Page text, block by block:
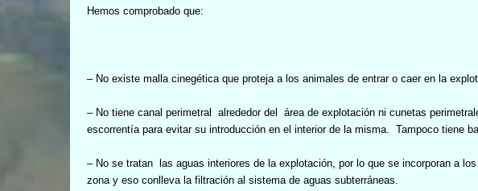
Hemos comprobado que:
– No existe malla cinegética que proteja a los animales de entrar o caer en la
– No tiene canal perimetral alrededor del
área de explotación ni cunetas
escorrentía para evitar su introducción en el interior de la misma. Tampoco tiene
– No se tratan
las aguas interiores de la explotación, por lo que se incorporan a
zona y eso conlleva la filtración al sistema de aguas subterráneas.